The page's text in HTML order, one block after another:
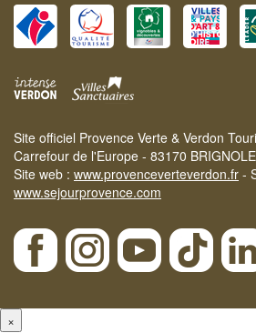
Site officiel Provence Verte & Verdon
Carrefour de l'Europe - 83170
Site web : www.provenceverteverdon.fr -
www.sejourprovence.com
×